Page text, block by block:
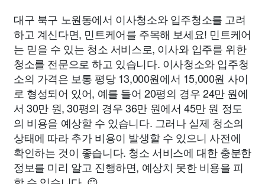
대구 북구 노원동에서 이사청소와 입주청소를 고려
하고 계신다면, 민트케어를 주목해 보세요! 민트케어
는 믿을 수 있는 청소 서비스로, 이사와 입주를 위한
청소를 전문으로 하고 있습니다. 이사청소와 입주청
소의 가격은 보통 평당 13,000원에서 15,000원 사이
로 형성되어 있어, 예를 들어 20평의 경우 24만 원에
서 30만 원, 30평의 경우 36만 원에서 45만 원 정도
의 비용을 예상할 수 있습니다. 그러나 실제 청소의
상태에 따라 추가 비용이 발생할 수 있으니 사전에
확인하는 것이 좋습니다. 청소 서비스에 대한 충분한
정보를 미리 알고 진행하면, 예상치 못한 비용을 피